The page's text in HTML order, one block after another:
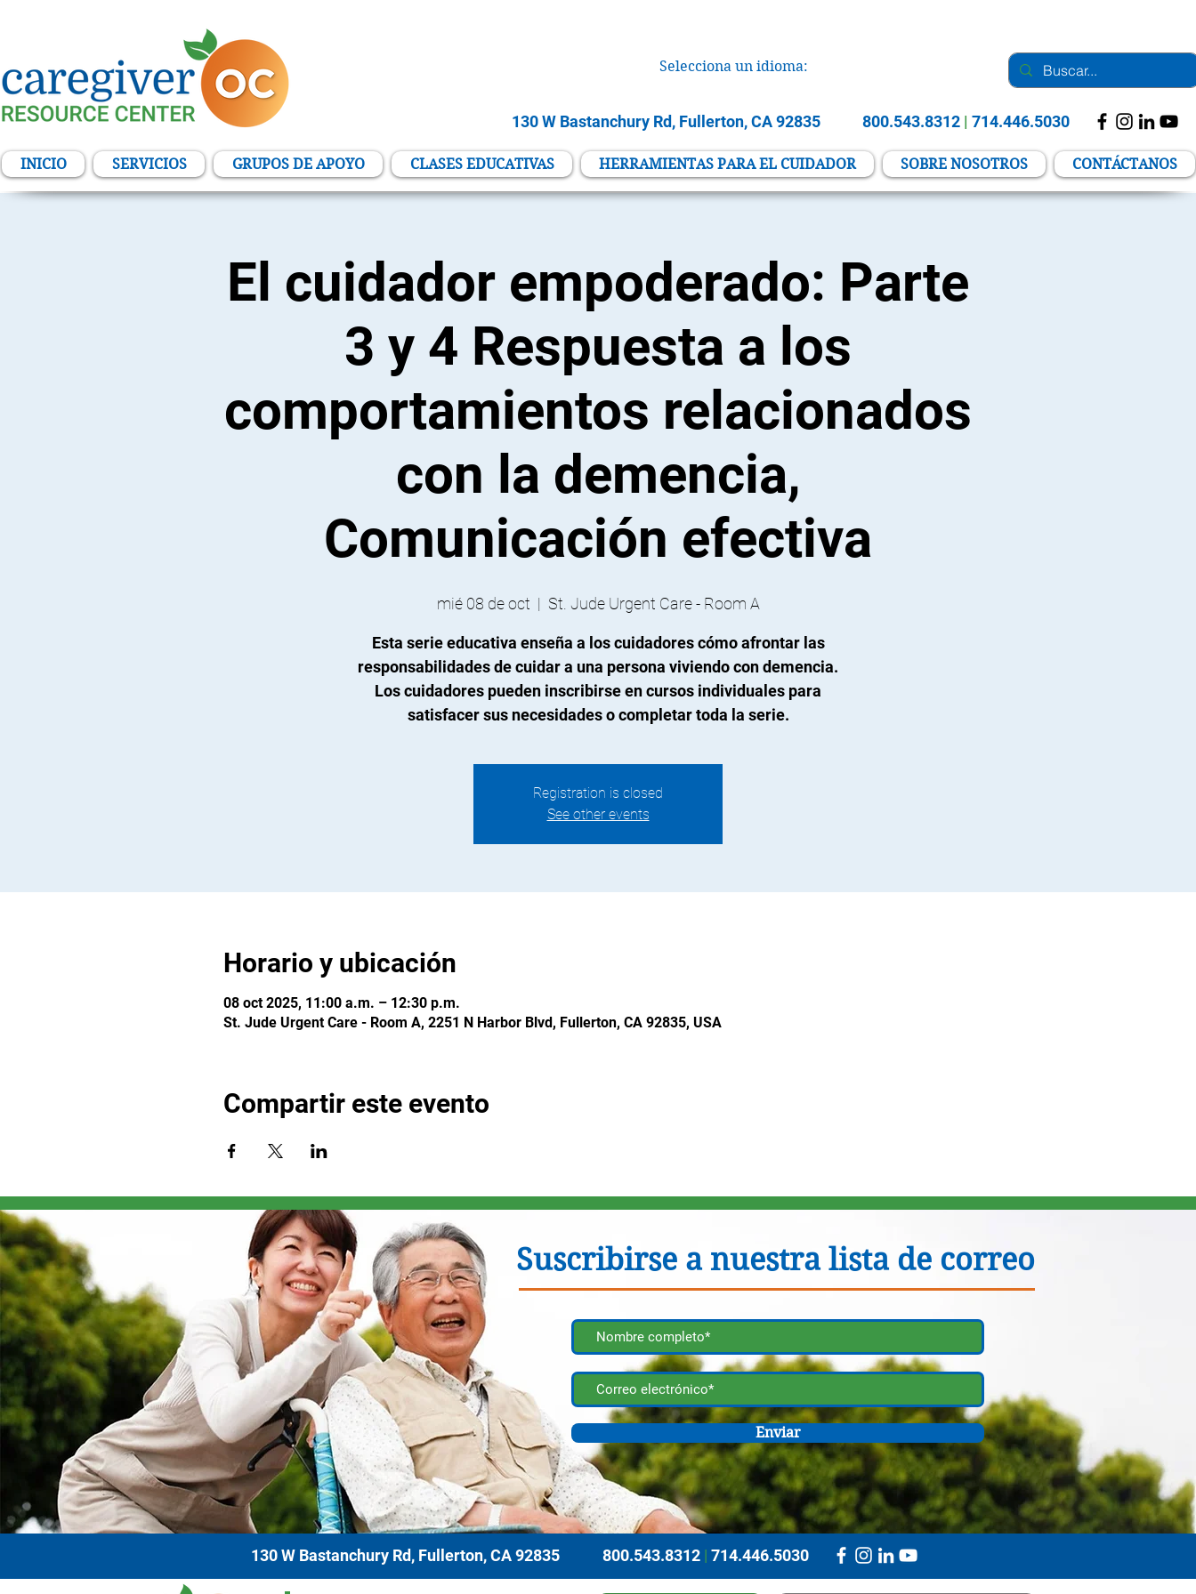
Selecciona un idioma:
130 W Bastanchury Rd, Fullerton, CA 92835 800.543.8312 | 714.446.5030
INICIO SERVICIOS GRUPOS DE APOYO CLASES EDUCATIVAS HERRAMIENTAS PARA EL CUIDADOR SOBRE NOSOTROS CONTÁCTANOS
El cuidador empoderado: Parte
3 y 4 Respuesta a los
comportamientos relacionados
con la demencia,
Comunicación efectiva
mié 08 de oct
  |
St. Jude Urgent Care - Room A
Esta serie educativa enseña a los cuidadores cómo afrontar las
responsabilidades de cuidar a una persona viviendo con demencia.
Los cuidadores pueden inscribirse en cursos individuales para
satisfacer sus necesidades o completar toda la serie.
Registration is closed
See other events
Horario y ubicación
08 oct 2025, 11:00 a.m. – 12:30 p.m.
St. Jude Urgent Care - Room A, 2251 N Harbor Blvd, Fullerton, CA 92835, USA
Compartir este evento
Suscribirse a nuestra lista de correo
Enviar
130 W Bastanchury Rd, Fullerton, CA 92835 800.543.8312 | 714.446.5030